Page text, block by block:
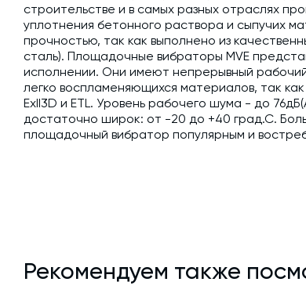
строительстве и в самых разных отраслях
уплотнения бетонного раствора и сыпучих
прочностью, так как выполнено из
сталь). Площадочные вибраторы MVE
исполнении. Они имеют непрерывный рабочий
легко воспламеняющихся материалов, так
ExII3D и ETL. Уровень рабочего шума - до
достаточно широк: от -20 до +40 град.С.
площадочный вибратор популярным и
Рекомендуем также